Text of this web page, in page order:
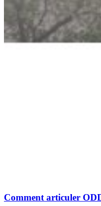
Comment articuler